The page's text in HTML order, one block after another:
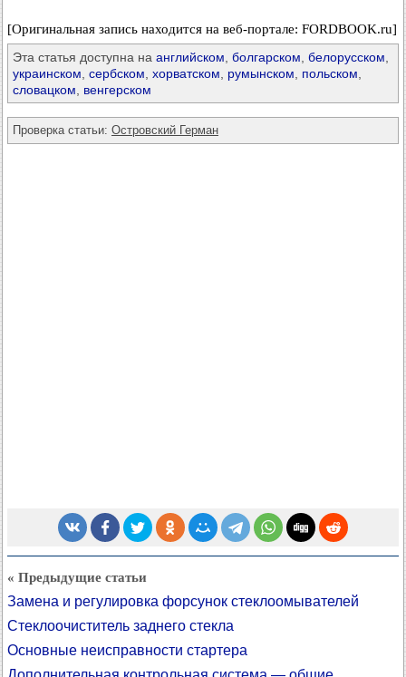
[Оригинальная запись находится на веб-портале: FORDBOOK.ru]
Эта статья доступна на английском болгарском белорусском
украинском сербском хорватском румынском польском
словацком
венгерском
Проверка статьи: Островский Герман
« Предыдущие статьи
Замена и регулировка форсунок стеклоомывателей
Стеклоочиститель заднего стекла
Основные неисправности стартера